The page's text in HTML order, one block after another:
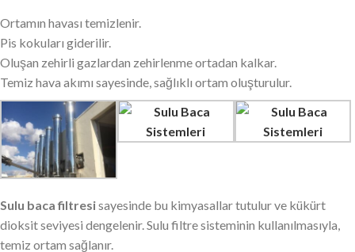
Ortamın havası temizlenir.
Pis kokuları giderilir.
Oluşan zehirli gazlardan zehirlenme ortadan kalkar.
Temiz hava akımı sayesinde, sağlıklı ortam oluşturulur.
Sulu baca filtresisayesinde bu kimyasallar tutulur ve kükürt
dioksit seviyesi dengelenir. Sulu filtre sisteminin kullanılmasıyla,
temiz ortam sağlanır.